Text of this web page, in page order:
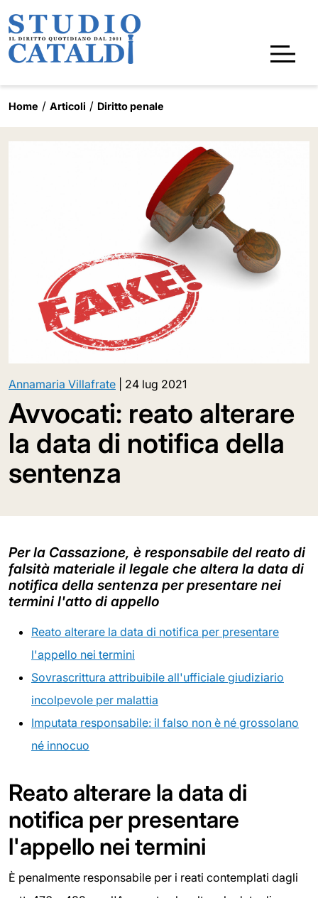
Home Articoli Diritto penale
Annamaria Villafrate 24 lug 2021
Avvocati: reato alterare
la data di notifica della
sentenza
Per la Cassazione, è responsabile del reato di
falsità materiale il legale che altera la data di
notifica della sentenza per presentare nei
termini l'atto di appello
Reato alterare la data di notifica per presentare
l'appello nei termini
Sovrascrittura attribuibile all'ufficiale giudiziario
incolpevole per malattia
Imputata responsabile: il falso non è né grossolano
né innocuo
Reato alterare la data di
notifica per presentare
l'appello nei termini
È penalmente responsabile per i reati contemplati dagli